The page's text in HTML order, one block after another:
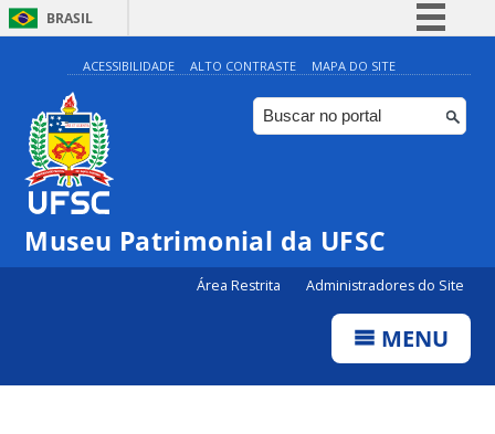
BRASIL
Simplifique!
Comunica BR
Participe
Canais
ACESSIBILIDADE ALTO CONTRASTE MAPA DO SITE
Museu Patrimonial da UFSC
Área Restrita Administradores do Site
MENU